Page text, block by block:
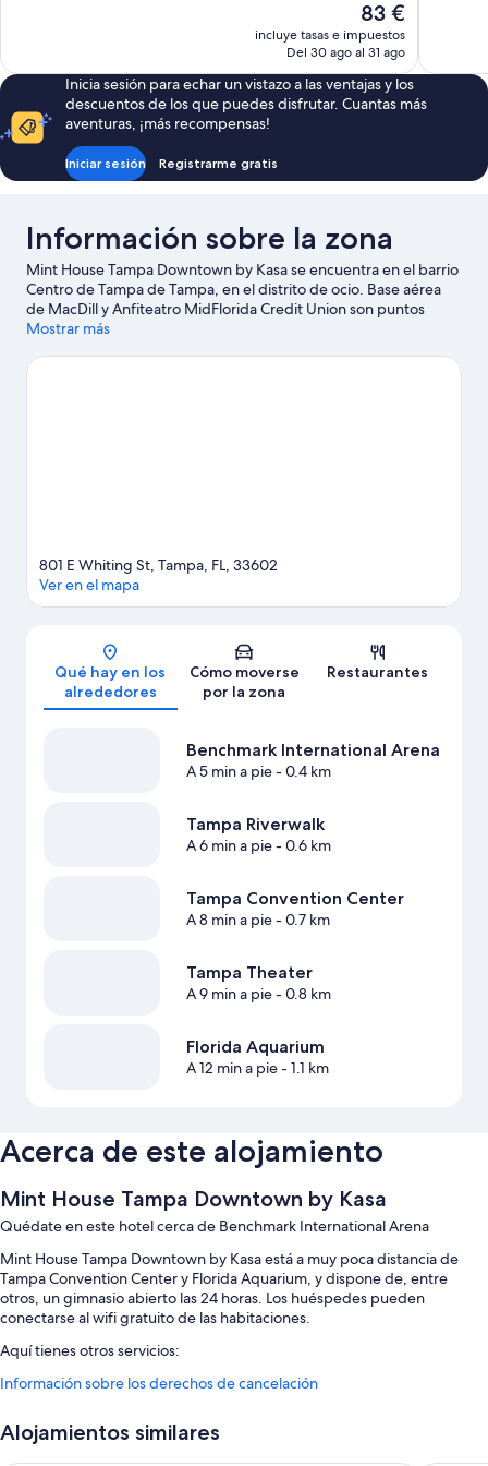
El
precio
actual
de
83 €
83 €
incluye tasas e impuestos
Del 30 ago al 31 ago
Inicia sesión para echar un vistazo a las ventajas y los
descuentos de los que puedes disfrutar. Cuantas más
aventuras, ¡más recompensas!
Iniciar sesión Registrarme gratis
Información sobre la zona
Mint House Tampa Downtown by Kasa se encuentra en el barrio
Centro de Tampa de Tampa, en el distrito de ocio. Base aérea
de MacDill y Anfiteatro MidFlorida Credit Union son puntos
fundamentales para los aficionados a la cultura; tampoco te
¿Te apetece disfrutar de un evento especial? Puedes buscar el
Mostrar más
Mapa
801 E Whiting St, Tampa, FL, 33602
Ver en el mapa
Qué hay en los
alrededores
Cómo moverse
por la zona
Restaurantes
Benchmark International Arena
A 5 min a pie- 0.4 km
Tampa Riverwalk
A 6 min a pie- 0.6 km
Tampa Convention Center
A 8 min a pie- 0.7 km
Tampa Theater
A 9 min a pie- 0.8 km
Florida Aquarium
A 12 min a pie- 1.1 km
Acerca de este alojamiento
Mint House Tampa Downtown by Kasa
Quédate en este hotel cerca de Benchmark International Arena
Mint House Tampa Downtown by Kasa está a muy poca distancia de
Tampa Convention Center y Florida Aquarium, y dispone de, entre
otros, un gimnasio abierto las 24 horas. Los huéspedes pueden
conectarse al wifi gratuito de las habitaciones.
Aquí tienes otros servicios:
Una piscina al aire libre
Información sobre los derechos de cancelación
Alojamientos similares